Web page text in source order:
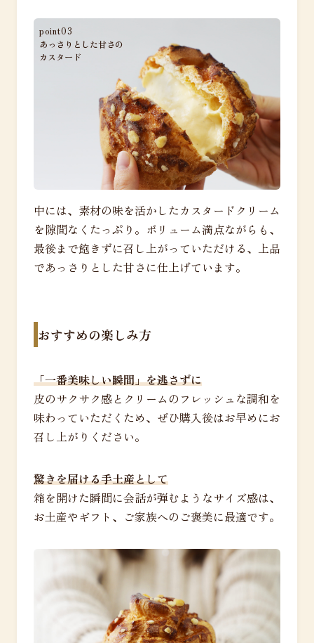
point03
あっさりとした甘さの
カスタード
中には、素材の味を活かしたカスタードクリーム
を隙間なくたっぷり。ボリューム満点ながらも、
最後まで飽きずに召し上がっていただける、上品
であっさりとした甘さに仕上げています。
おすすめの楽しみ方
「一番美味しい瞬間」を逃さずに
皮のサクサク感とクリームのフレッシュな調和を
味わっていただくため、ぜひ購入後はお早めにお
召し上がりください。
驚きを届ける手土産として
箱を開けた瞬間に会話が弾むようなサイズ感は、
お土産やギフト、ご家族へのご褒美に最適です。